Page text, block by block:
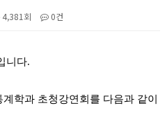
4,381회 0건
니다.
학과 초청강연회를 다음과 같이